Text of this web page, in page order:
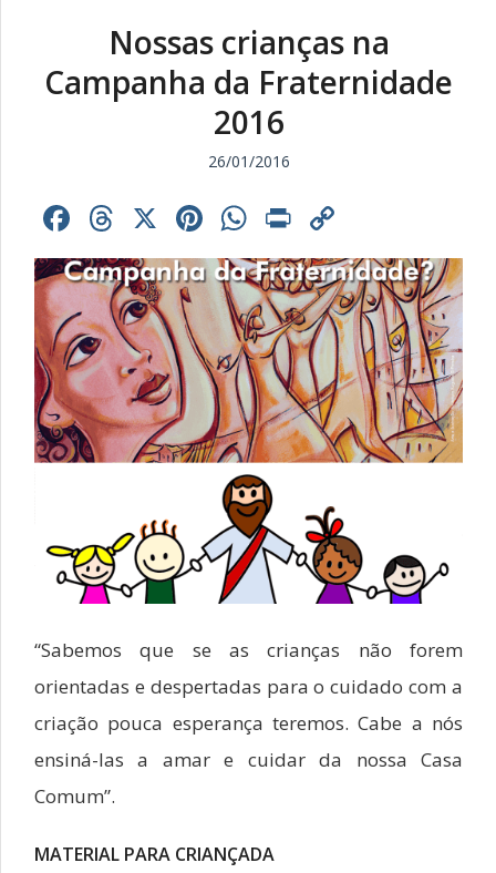
Nossas crianças na
Campanha da Fraternidade
2016
26/01/2016
Facebook
Threads
X Pinterest
WhatsApp
Print
Link
“Sabemos que se as crianças não forem
orientadas e despertadas para o cuidado com a
criação pouca esperança teremos. Cabe a nós
ensiná-las a amar e cuidar da nossa Casa
Comum”.
MATERIAL PARA CRIANÇADA